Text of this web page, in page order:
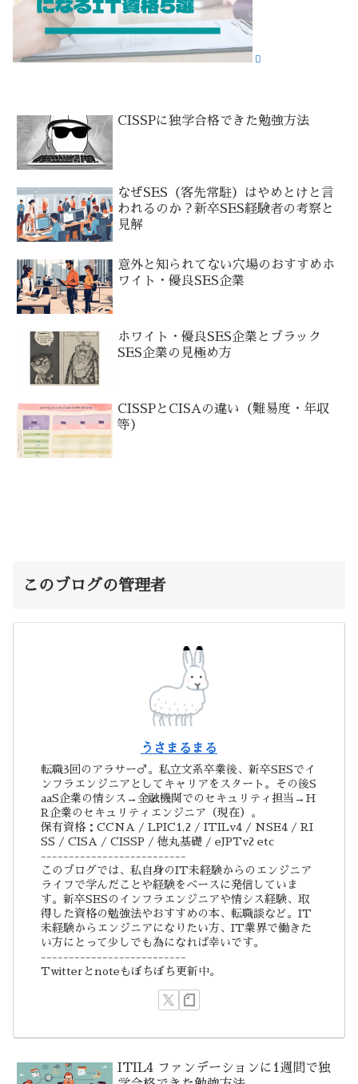
CISSPに独学合格できた勉強方法
なぜSES（客先常駐）はやめとけと言
われるのか？新卒SES経験者の考察と
見解
意外と知られてない穴場のおすすめホ
ワイト・優良SES企業
ホワイト・優良SES企業とブラック
SES企業の見極め方
CISSPとCISAの違い（難易度・年収
等）
このブログの管理者
うさまるまる
転職3回のアラサー♂。私立文系卒業後、新卒SESでイ
ンフラエンジニアとしてキャリアをスタート。その後S
aaS企業の情シス→金融機関でのセキュリティ担当→H
R企業のセキュリティエンジニア（現在）。
保有資格：CCNA / LPIC1,2 / ITILv4 / NSE4 / RI
SS / CISA / CISSP / 徳丸基礎 / eJPTv2 etc
--------------------------
このブログでは、私自身のIT未経験からのエンジニア
ライフで学んだことや経験をベースに発信していま
す。新卒SESのインフラエンジニアや情シス経験、取
得した資格の勉強法やおすすめの本、転職談など。IT
未経験からエンジニアになりたい方、IT業界で働きた
い方にとって少しでも為になれば幸いです。
--------------------------
Twitterとnoteもぼちぼち更新中。
ITIL4 ファンデーションに1週間で独